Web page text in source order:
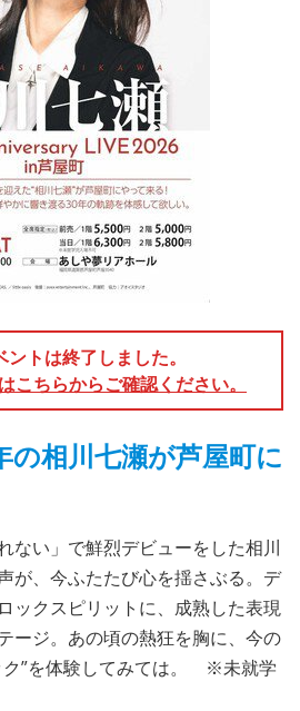
トは終了しました。
こちらからご確認ください。
の相川七瀬が芦屋町に
ない」で鮮烈デビューをした相川
が、今ふたたび心を揺さぶる。デ
ックスピリットに、成熟した表現
ージ。あの頃の熱狂を胸に、今の
ク”を体験してみては。 ※未就学